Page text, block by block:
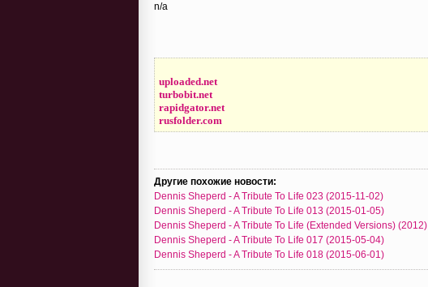
n/a
uploaded.net
turbobit.net
rapidgator.net
rusfolder.com
Другие похожие новости:
Dennis Sheperd - A Tribute To Life 023 (2015-11-02)
Dennis Sheperd - A Tribute To Life 013 (2015-01-05)
Dennis Sheperd - A Tribute To Life (Extended Versions) (2012)
Dennis Sheperd - A Tribute To Life 017 (2015-05-04)
Dennis Sheperd - A Tribute To Life 018 (2015-06-01)